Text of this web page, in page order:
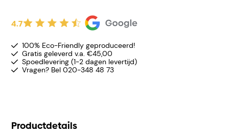
4.7
100% Eco-Friendly geproduceerd!
Gratis geleverd v.a. €45,00
Spoedlevering (1-2 dagen levertijd)
Vragen? Bel 020-348 48 73
Productdetails